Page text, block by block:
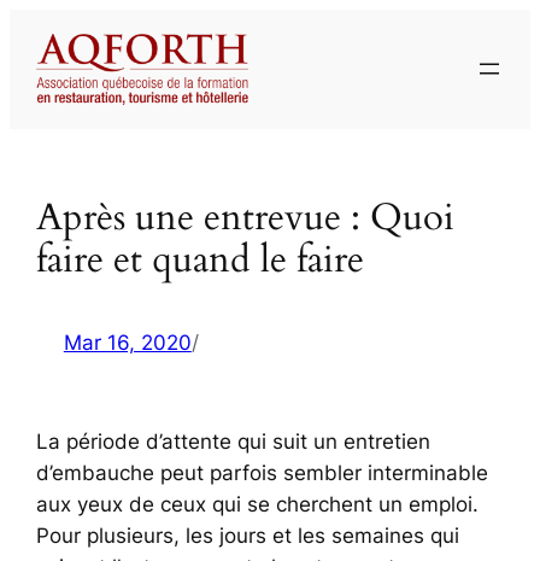
contenu
Après une entrevue : Quoi
faire et quand le faire
Mar 16, 2020/
La période d’attente qui suit un entretien
d’embauche peut parfois sembler interminable
aux yeux de ceux qui se cherchent un emploi.
Pour plusieurs, les jours et les semaines qui